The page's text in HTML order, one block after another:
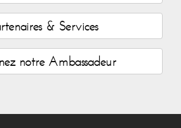
& Services
notre Ambassadeur